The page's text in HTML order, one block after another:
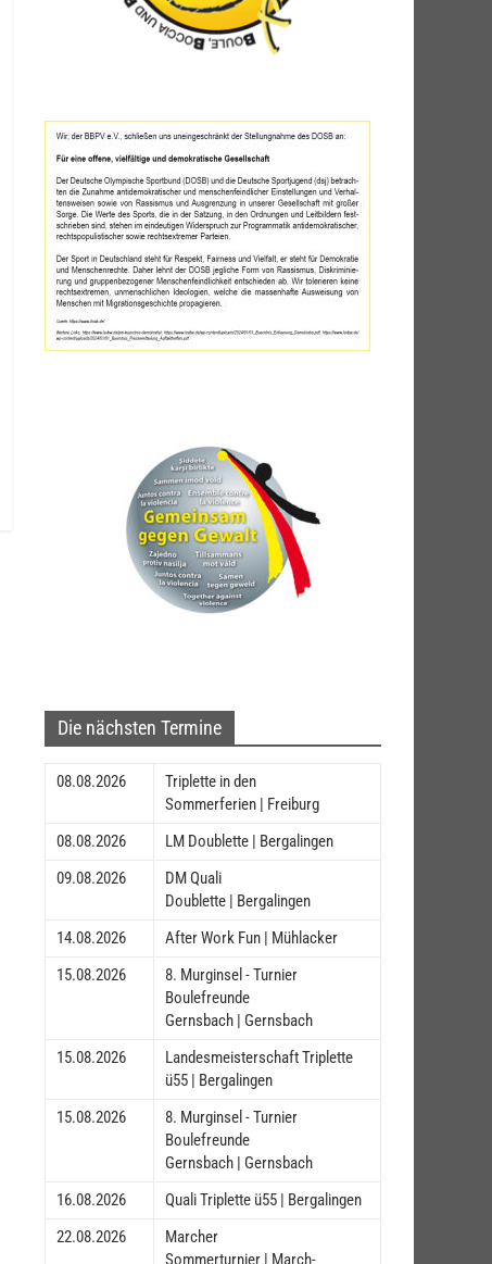
Die nächsten Termine
08.08.2026
Triplette in den
Sommerferien | Freiburg
08.08.2026
LM Doublette | Bergalingen
09.08.2026
DM Quali
Doublette | Bergalingen
14.08.2026
After Work Fun | Mühlacker
15.08.2026
8. Murginsel - Turnier
Boulefreunde
Gernsbach | Gernsbach
15.08.2026
Landesmeisterschaft Triplette
ü55 | Bergalingen
15.08.2026
8. Murginsel - Turnier
Boulefreunde
Gernsbach | Gernsbach
16.08.2026
Quali Triplette ü55 | Bergalingen
22.08.2026
Marcher
Sommerturnier | March-